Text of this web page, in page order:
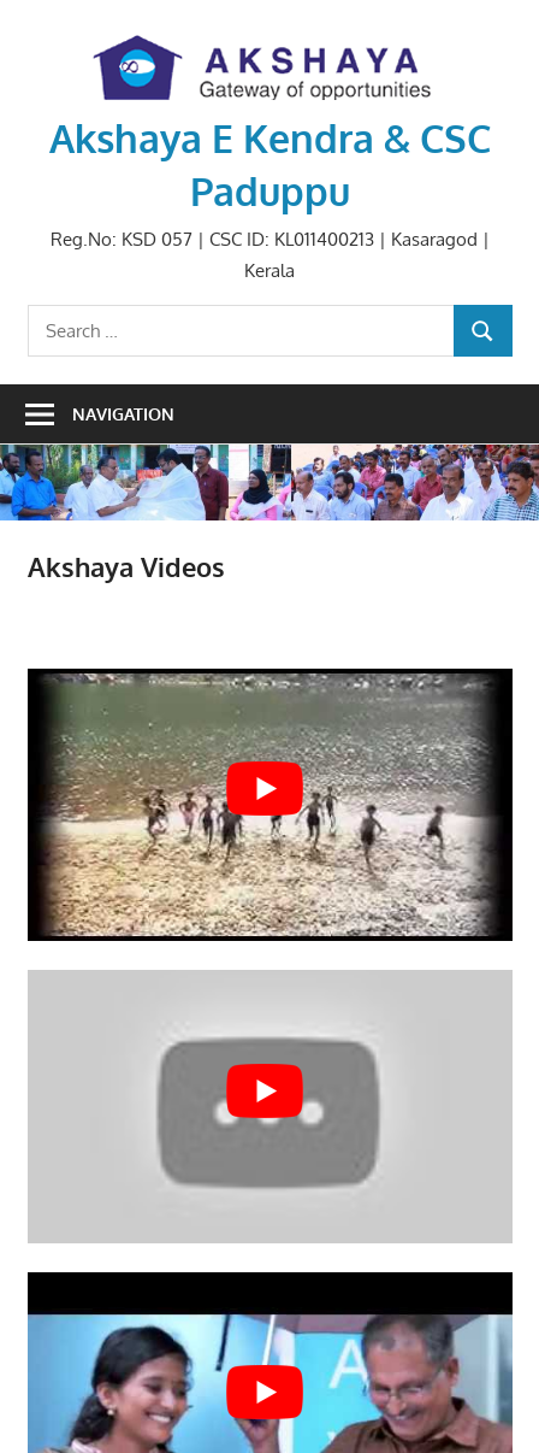
Akshaya E Kendra & CSC
Paduppu
Reg.No: KSD 057 | CSC ID: KL011400213 | Kasaragod |
Kerala
Search
for:
SEARCH
NAVIGATION
Akshaya Videos